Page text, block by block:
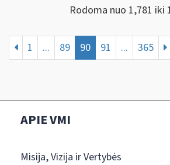
Rodoma nuo 1,781 iki
1 ... 89 90 91 ... 365
APIE VMI
Misija, Vizija ir Vertybės